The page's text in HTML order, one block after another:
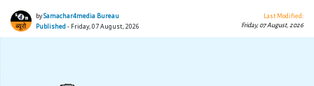
bySamachar4media Bureau
Published- Friday, 07 August, 2026
Last Modified:
Friday, 07 August, 2026